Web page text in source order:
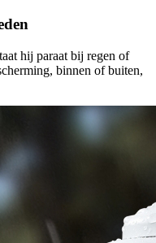
hij paraat bij regen of
binnen of buiten,